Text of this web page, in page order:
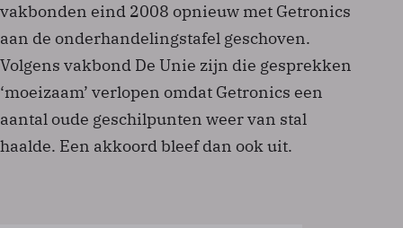
vakbonden eind 2008 opnieuw met Getronics
aan de onderhandelingstafel geschoven.
Volgens vakbond De Unie zijn die gesprekken
‘moeizaam’ verlopen omdat Getronics een
aantal oude geschilpunten weer van stal
haalde. Een akkoord bleef dan ook uit.